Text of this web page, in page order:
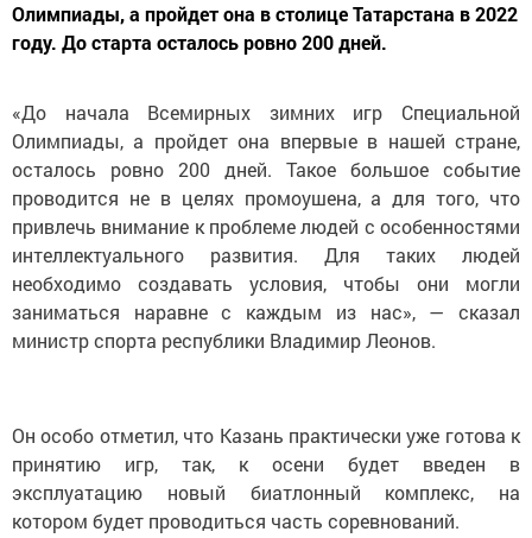
Олимпиады, а пройдет она в столице Татарстана в 2022
году. До старта осталось ровно 200 дней.
«До начала Всемирных зимних игр Специальной
Олимпиады, а пройдет она впервые в нашей стране,
осталось ровно 200 дней. Такое большое событие
проводится не в целях промоушена, а для того, что
привлечь внимание к проблеме людей с особенностями
интеллектуального развития. Для таких людей
необходимо создавать условия, чтобы они могли
заниматься наравне с каждым из нас», — сказал
министр спорта республики Владимир Леонов.
Он особо отметил, что Казань практически уже готова к
принятию игр, так, к осени будет введен в
эксплуатацию новый биатлонный комплекс, на
котором будет проводиться часть соревнований.